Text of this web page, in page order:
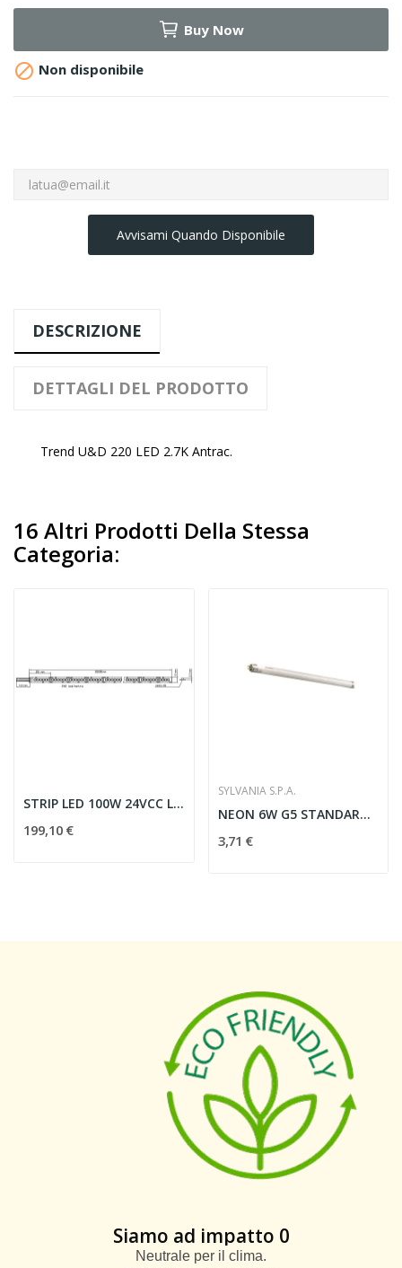
Buy Now
 Non disponibile
Avvisami Quando Disponibile
DESCRIZIONE
DETTAGLI DEL PRODOTTO
Trend U&D 220 LED 2.7K Antrac.
16 Altri Prodotti Della Stessa
Categoria:
STRIP LED 100W 24VCC LUCE NATURALE IP20 - 2 AV...
199,10 €
SYLVANIA S.P.A.
NEON 6W G5 STANDARD CORTO - SYLVANIA SPA 0000013
3,71 €
Siamo ad impatto 0
Neutrale per il clima.